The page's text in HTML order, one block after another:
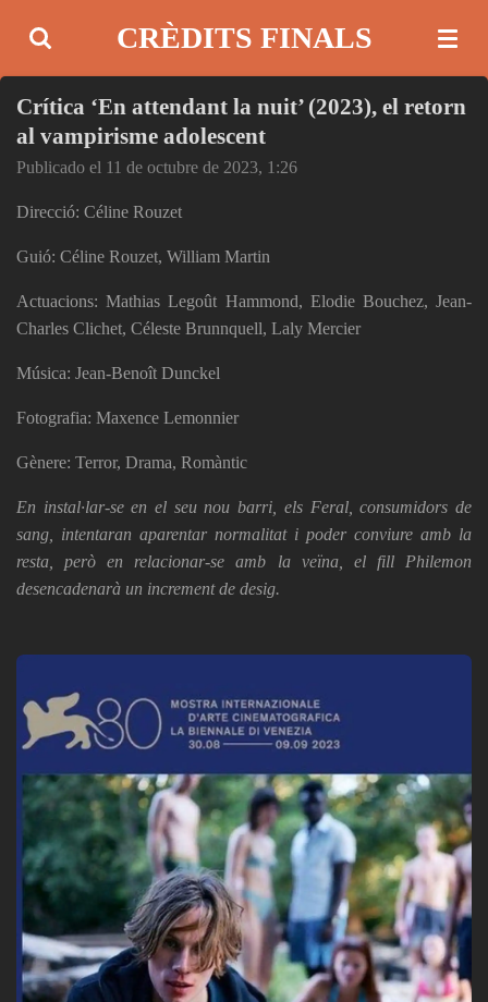
contenido
principal
CRÈDITS FINALS
Crítica ‘En attendant la nuit’ (2023), el retorn
al vampirisme adolescent
Publicado el 11 de octubre de 2023, 1:26
Direcció: Céline Rouzet
Guió: Céline Rouzet, William Martin
Actuacions: Mathias Legoût Hammond, Elodie Bouchez, Jean-
Charles Clichet, Céleste Brunnquell, Laly Mercier
Música: Jean-Benoît Dunckel
Fotografia: Maxence Lemonnier
Gènere: Terror, Drama, Romàntic
En instal·lar-se en el seu nou barri, els Feral, consumidors de
sang, intentaran aparentar normalitat i poder conviure amb la
resta, però en relacionar-se amb la veïna, el fill Philemon
desencadenarà un increment de desig.